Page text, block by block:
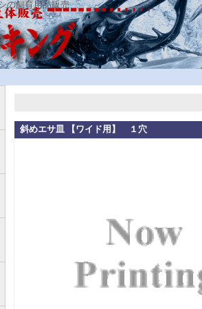
の飼育用品販売
斜めエサ皿 【ワイド用】 １穴